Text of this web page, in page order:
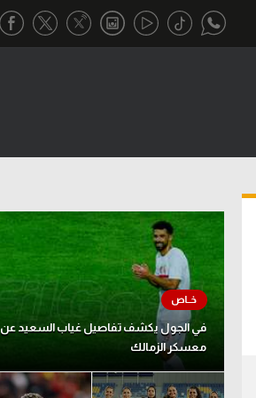
تحقيق في الجول
تقرير في الجول
تحليل في الجول
حكايات في الجول
كويز في الجول
فيديو في الجول
في الجول يكشف تفاصيل غياب السعيد عن
معسكر الزمالك